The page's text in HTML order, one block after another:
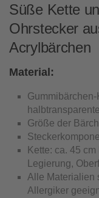
Süße Kette
Ohrstecker
Acrylbärchen
Material:
Größe der
Kette: ca. 45
Legierung,
Alle Materialien
Allergiker